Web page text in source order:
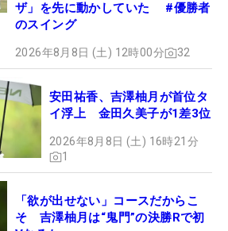
ザ」を先に動かしていた #優勝者
のスイング
2026年8月8日 (土) 12時00分 32
安田祐香、吉澤柚月が首位タ
イ浮上 金田久美子が1差3位
2026年8月8日 (土) 16時21分
1
「欲が出せない」コースだからこ
そ 吉澤柚月は“鬼門”の決勝Rで初